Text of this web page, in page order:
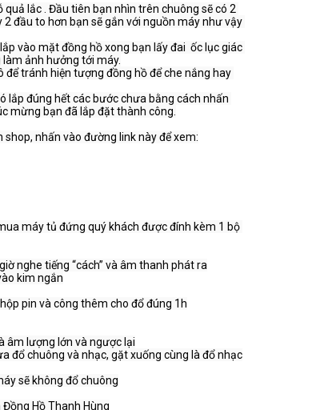
lắc . Đầu tiên bạn nhìn trên chuông sẽ có 2
đầu to hơn bạn sẽ gắn với nguồn máy như vậy
vào mặt đồng hồ xong bạn lấy đai  ốc lục giác
ảnh hưởng tới máy.
để tránh hiện tượng đồng hồ để che nắng hay
lắp đúng hết các bước chưa bằng cách nhấn
mừng bạn đã lắp đặt thành công.
máy tủ đứng quý khách được đính kèm 1 bộ
nghe tiếng “cách” và âm thanh phát ra
kim ngắn
pin và công thêm cho đổ đúng 1h
âm lượng lớn và ngược lại
đổ chuông và nhạc, gặt xuống cùng là đổ nhạc
sẽ không đổ chuông